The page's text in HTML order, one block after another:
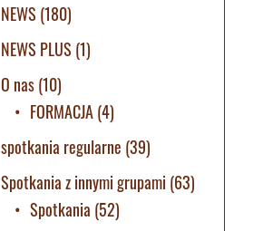
NEWS (180)
NEWS PLUS (1)
O nas(10)
FORMACJA(4)
spotkania regularne (39)
Spotkania z innymi grupami (63)
Spotkania (52)